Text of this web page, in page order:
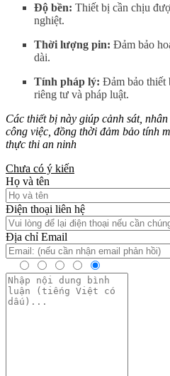
Độ bền: Thiết bị cần chịu
nghiệt.
Thời lượng pin: Đảm bảo
dài.
Tính pháp lý: Đảm bảo thiết
riêng tư và pháp luật.
Các thiết bị này giúp cảnh sát,
công việc, đồng thời đảm bảo tính
thực thi an ninh
Chưa có ý kiến
Họ và tên
Điện thoại liên hệ
Địa chỉ Email